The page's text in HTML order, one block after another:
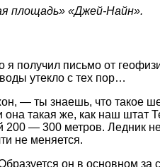
площадь» «Джей-Найн».
я получил письмо от
утекло с тех пор…
— ты знаешь, что такое
она такая же, как наш
200 — 300 метров. Ледник
не меняется.
он в основном